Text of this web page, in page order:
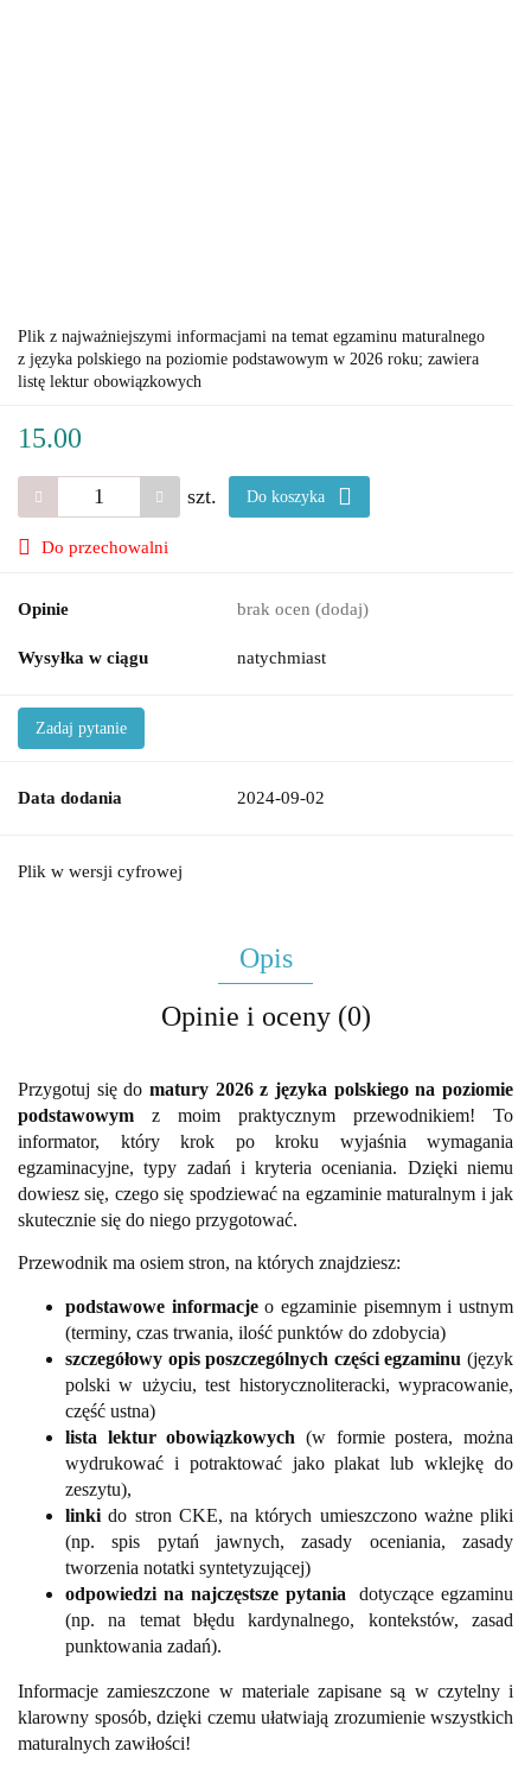
Plik z najważniejszymi informacjami na temat egzaminu maturalnego
z języka polskiego na poziomie podstawowym w 2026 roku; zawiera
listę lektur obowiązkowych
15.00
szt. Do koszyka
Do przechowalni
Opinie brak ocen (dodaj)
Wysyłka w ciągu natychmiast
Zadaj pytanie
Data dodania 2024-09-02
Plik w wersji cyfrowej
Opis
Opinie i oceny (0)
Przygotuj się do matury 2026 z języka polskiego na poziomie
podstawowym z moim praktycznym przewodnikiem! To
informator, który krok po kroku wyjaśnia wymagania
egzaminacyjne, typy zadań i kryteria oceniania. Dzięki niemu
dowiesz się, czego się spodziewać na egzaminie maturalnym i jak
skutecznie się do niego przygotować.
Przewodnik ma osiem stron, na których znajdziesz:
podstawowe informacjeo egzaminie pisemnym i ustnym
(terminy, czas trwania, ilość punktów do zdobycia)
szczegółowy opis poszczególnych części egzaminu (język
polski w użyciu, test historycznoliteracki, wypracowanie,
część ustna)
lista lektur obowiązkowych (w formie postera, można
wydrukować i potraktować jako plakat lub wklejkę do
zeszytu),
linki do stron CKE, na których umieszczono ważne pliki
(np. spis pytań jawnych, zasady oceniania, zasady
tworzenia notatki syntetyzującej)
odpowiedzi na najczęstsze pytania dotyczące egzaminu
(np. na temat błędu kardynalnego, kontekstów, zasad
punktowania zadań).
Informacje zamieszczone w materiale zapisane są w czytelny i
klarowny sposób, dzięki czemu ułatwiają zrozumienie wszystkich
maturalnych zawiłości!